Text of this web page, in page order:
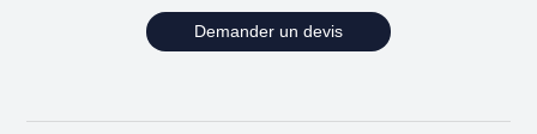
Demander un devis